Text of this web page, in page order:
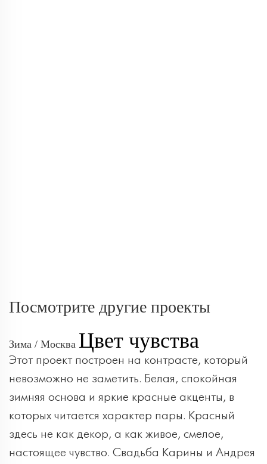
Посмотрите другие проекты
Зима / Москва Цвет чувства
Этот проект построен на контрасте, который
невозможно не заметить. Белая, спокойная
зимняя основа и яркие красные акценты, в
которых читается характер пары. Красный
здесь не как декор, а как живое, смелое,
настоящее чувство. Свадьба Карины и Андрея